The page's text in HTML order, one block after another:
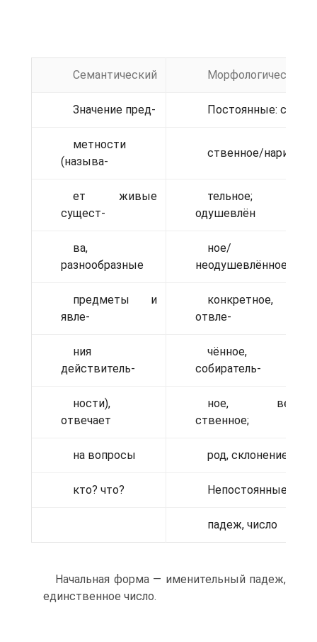
Семантический Морфологический
Значение пред- Постоянные: соб-
метности
(называ-
ственное/нарица-
ет живые
сущест-
тельное;
одушевлён
ва,
разнообразные
ное/
неодушевлённое;
предметы и
явле-
конкретное,
отвле-
ния
действитель-
чённое,
собиратель-
ности),
отвечает
ное, веще
ственное;
на вопросы род, склонение.
кто? что? Непостоянные:
падеж, число
Начальная форма — именительный падеж,
единственное число.